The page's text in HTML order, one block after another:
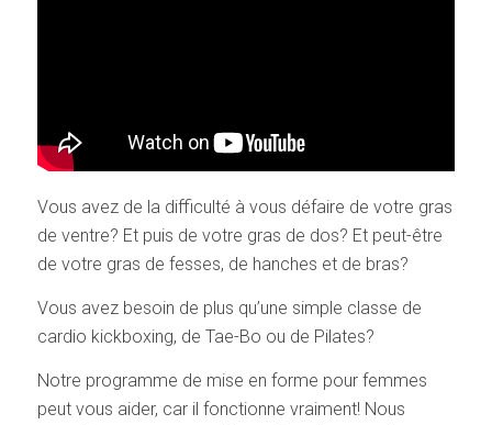
Vous avez de la difficulté à vous défaire de votre gras
de ventre? Et puis de votre gras de dos? Et peut-être
de votre gras de fesses, de hanches et de bras?
Vous avez besoin de plus qu’une simple classe de
cardio kickboxing, de Tae-Bo ou de Pilates?
Notre programme de mise en forme pour femmes
peut vous aider, car il fonctionne vraiment! Nous